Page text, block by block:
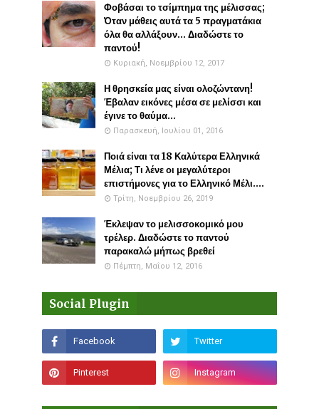
Φοβάσαι το τσίμπημα της μέλισσας;
Όταν μάθεις αυτά τα 5 πραγματάκια
όλα θα αλλάξουν... Διαδώστε το
παντού!
Κυριακή, Νοεμβρίου 12, 2017
Η θρησκεία μας είναι ολοζώντανη!
Έβαλαν εικόνες μέσα σε μελίσσι και
έγινε το θαύμα...
Παρασκευή, Ιουλίου 01, 2016
Ποιά είναι τα 18 Καλύτερα Ελληνικά
Μέλια; Τι λένε οι μεγαλύτεροι
επιστήμονες για το Ελληνικό Μέλι....
Τρίτη, Νοεμβρίου 26, 2019
Έκλεψαν το μελισσοκομικό μου
τρέλερ. Διαδώστε το παντού
παρακαλώ μήπως βρεθεί
Πέμπτη, Μαΐου 12, 2016
Social Plugin